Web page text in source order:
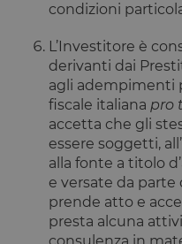
condizioni
L’Investitore è
derivanti dai
agli adempimenti
fiscale italiana pro
accetta che gli
essere soggetti,
alla fonte a titolo
e versate da parte
prende atto e
presta alcuna